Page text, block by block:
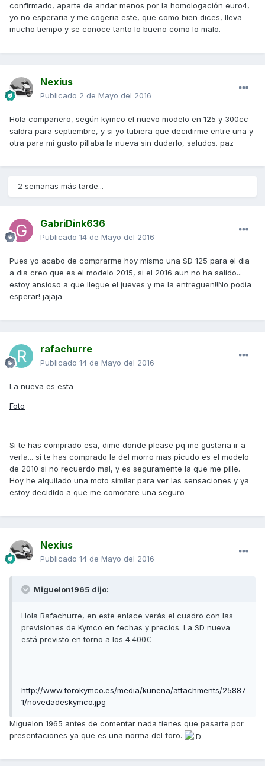
confirmado, aparte de andar menos por la homologación euro4,
yo no esperaria y me cogeria este, que como bien dices, lleva
mucho tiempo y se conoce tanto lo bueno como lo malo.
Nexius
Publicado 2 de Mayo del 2016
Hola compañero, según kymco el nuevo modelo en 125 y 300cc
saldra para septiembre, y si yo tubiera que decidirme entre una y
otra para mi gusto pillaba la nueva sin dudarlo, saludos. paz_
2 semanas más tarde...
GabriDink636
Publicado 14 de Mayo del 2016
Pues yo acabo de comprarme hoy mismo una SD 125 para el dia
a dia creo que es el modelo 2015, si el 2016 aun no ha salido...
estoy ansioso a que llegue el jueves y me la entreguen!!No podia
esperar! jajaja
rafachurre
Publicado 14 de Mayo del 2016
La nueva es esta
Foto
Si te has comprado esa, dime donde please pq me gustaria ir a
verla... si te has comprado la del morro mas picudo es el modelo
de 2010 si no recuerdo mal, y es seguramente la que me pille.
Hoy he alquilado una moto similar para ver las sensaciones y ya
estoy decidido a que me comorare una seguro
Nexius
Publicado 14 de Mayo del 2016
Miguelon1965 dijo:
Hola Rafachurre, en este enlace verás el cuadro con las
previsiones de Kymco en fechas y precios. La SD nueva
está previsto en torno a los 4.400€
http://www.forokymco.es/media/kunena/attachments/25887
1/novedadeskymco.jpg
Miguelon 1965 antes de comentar nada tienes que pasarte por
presentaciones ya que es una norma del foro.